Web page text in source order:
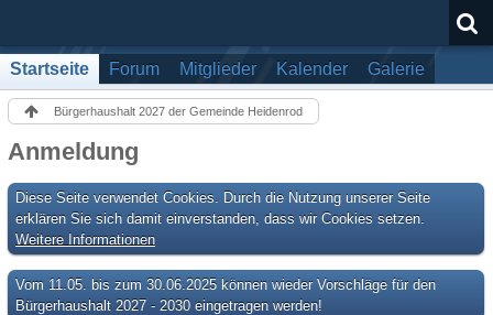
Startseite Forum Mitglieder Kalender Galerie
Bürgerhaushalt 2027 der Gemeinde Heidenrod
Anmeldung
Diese Seite verwendet Cookies. Durch die Nutzung unserer Seite
erklären Sie sich damit einverstanden, dass wir Cookies setzen.
Weitere Informationen
Vom 11.05. bis zum 30.06.2025 können wieder Vorschläge für den
Bürgerhaushalt 2027 - 2030 eingetragen werden!